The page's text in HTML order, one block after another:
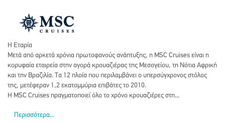
Η Εταρία
Μετά από αρκετά χρόνια πρωτοφανούς ανάπτυξης, η MSC Cruises είναι η
κορυφαία εταιρεία στην αγορά κρουαζιέρας της Μεσογείου, τη Νότια Αφρική
και την Βραζιλία. Τα 12 πλοία που περιλαμβάνει ο υπερσύγχρονος στόλος
της, μετέφεραν 1,2 εκατομμύρια επιβάτες το 2010.
Η MSC Cruises πραγματοποιεί όλο το χρόνο κρουαζιέρες στη...
Περισσότερα...